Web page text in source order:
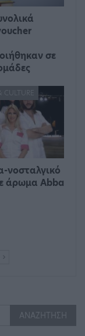
σε
CULTURE
νοσταλγικό
άρωμα Abba